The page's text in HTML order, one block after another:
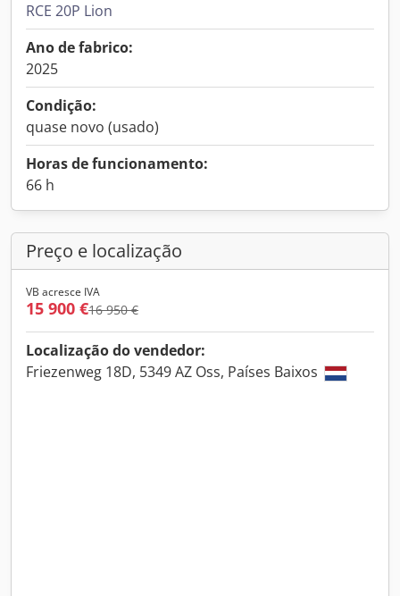
RCE 20P Lion
Ano de fabrico:
2025
Condição:
quase novo (usado)
Horas de funcionamento:
66 h
Preço e localização
VB acresce IVA
15 900 €16 950 €
Localização do vendedor:
Friezenweg 18D, 5349 AZ Oss, Países Baixos